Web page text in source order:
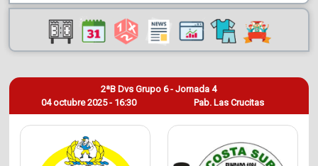
04 octubre 2025 - 16:30
2ªB Dvs Grupo 6 - Jornada 4
Pab. Las Crucitas